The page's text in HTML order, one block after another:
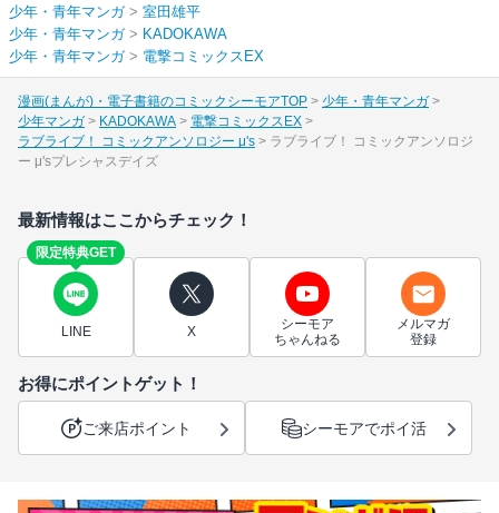
少年・青年マンガ> 室田雄平
少年・青年マンガ> KADOKAWA
少年・青年マンガ> 電撃コミックスEX
漫画(まんが)・電子書籍のコミックシーモアTOP
少年・青年マンガ
少年マンガ
KADOKAWA
電撃コミックスEX
ラブライブ！ コミックアンソロジー μ's
ラブライブ！ コミックアンソロジ
ー μ'sプレシャスデイズ
最新情報はここからチェック！
限定特典GET
LINE X
シーモア
ちゃんねる
メルマガ
登録
お得にポイントゲット！
ご来店ポイント シーモアでポイ活